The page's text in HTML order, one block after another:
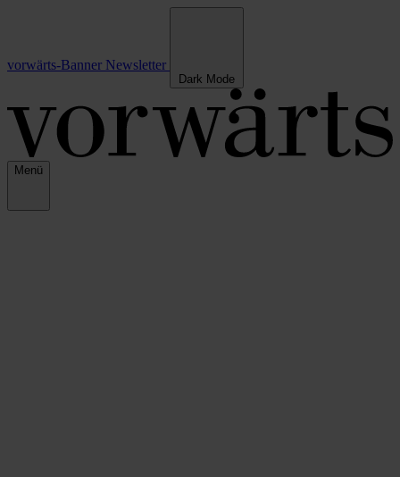
vorwärts-Banner Newsletter
Dark Mode
Menü